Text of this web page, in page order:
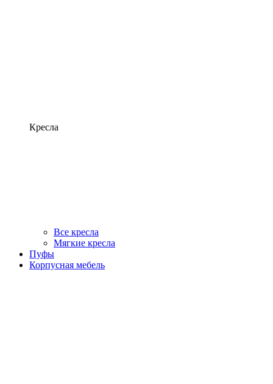
Кресла
Все кресла
Мягкие кресла
Пуфы
Корпусная мебель